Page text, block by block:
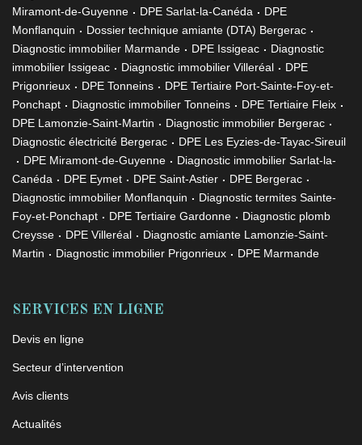
Miramont-de-Guyenne
DPE Sarlat-la-Canéda
DPE
Monflanquin
Dossier technique amiante (DTA) Bergerac
Diagnostic immobilier Marmande
DPE Issigeac
Diagnostic
immobilier Issigeac
Diagnostic immobilier Villeréal
DPE
Prigonrieux
DPE Tonneins
DPE Tertiaire Port-Sainte-Foy-et-
Ponchapt
Diagnostic immobilier Tonneins
DPE Tertiaire Fleix
DPE Lamonzie-Saint-Martin
Diagnostic immobilier Bergerac
Diagnostic électricité Bergerac
DPE Les Eyzies-de-Tayac-Sireuil
DPE Miramont-de-Guyenne
Diagnostic immobilier Sarlat-la-
Canéda
DPE Eymet DPE Saint-Astier
DPE Bergerac
Diagnostic immobilier Monflanquin
Diagnostic termites Sainte-
Foy-et-Ponchapt
DPE Tertiaire Gardonne
Diagnostic plomb
Creysse
DPE Villeréal
Diagnostic amiante Lamonzie-Saint-
Martin
Diagnostic immobilier Prigonrieux DPE Marmande
SERVICES EN LIGNE
Devis en ligne
Secteur d’intervention
Avis clients
Actualités